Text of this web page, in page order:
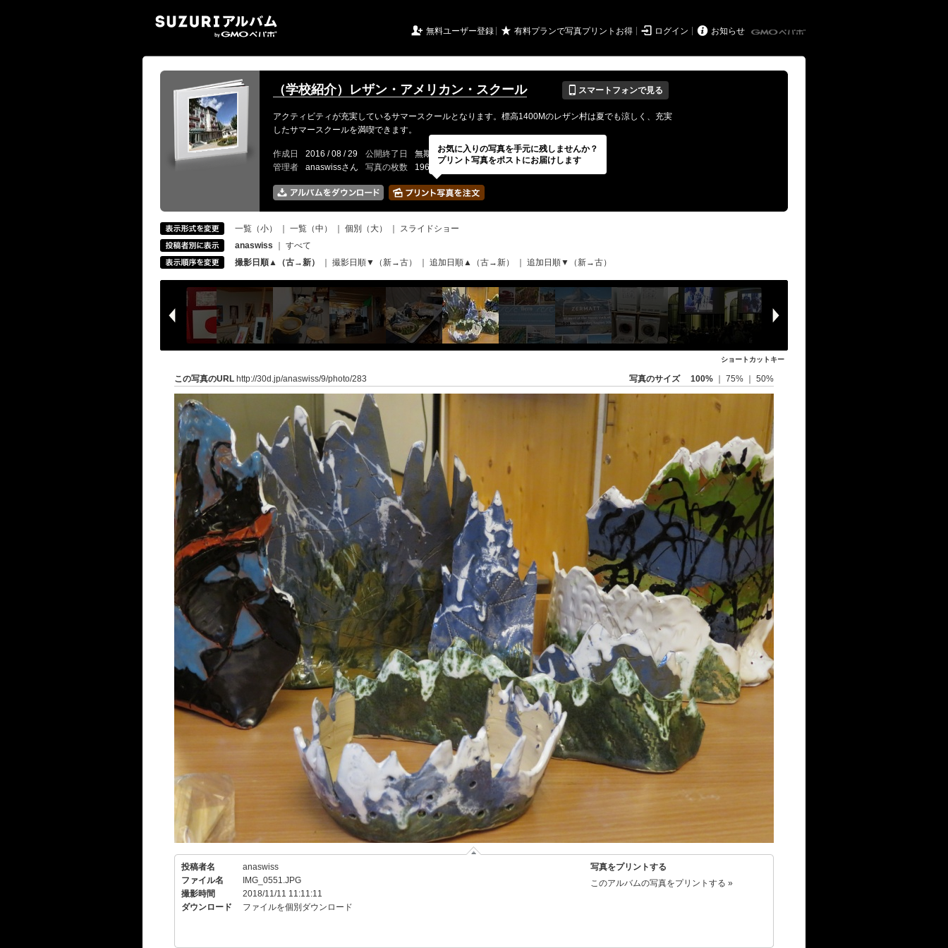
 無料ユーザー登録 ★ 有料プランで写真プリントお得  ログイン  お知らせ
（学校紹介）レザン・アメリカン・スクール 📱 スマートフォンで見る
アクティビティが充実しているサマースクールとなります。標高1400Mのレザン村は夏でも涼しく、充実
したサマースクールを満喫できます。
作成日 2016 / 08 / 29 公開終了日 無期限 イベントの期間
---
管理者
anaswissさん 写真の枚数 196 / 2000枚
一覧（小） 一覧（中） 個別（大）
スライドショー
anaswiss
すべて
撮影日順▲（古→新）
撮影日順▼（新→古） 追加日順▲（古→新） 追加日順▼（新→古）
ショートカットキー
この写真のURL http://30d.jp/anaswiss/9/photo/283 写真のサイズ 100% 75% 50%
投稿者名
anaswiss
ファイル名
IMG_0551.JPG
撮影時間
2018/11/11 11:11:11
ダウンロード
ファイルを個別ダウンロード
写真をプリントする
このアルバムの写真をプリントする »
お気に入りの写真を手元に残しませんか？
プリント写真をポストにお届けします